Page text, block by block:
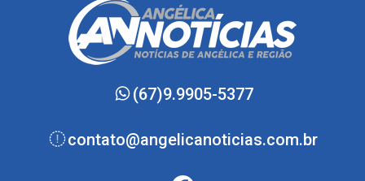
(67)9.9905-5377
contato@angelicanoticias.com.br